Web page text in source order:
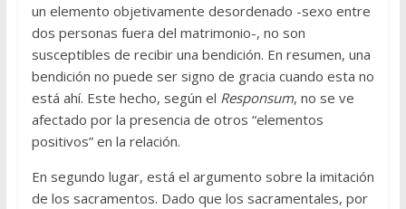
un elemento objetivamente desordenado -sexo entre
dos personas fuera del matrimonio-, no son
susceptibles de recibir una bendición. En resumen, una
bendición no puede ser signo de gracia cuando esta no
está ahí. Este hecho, según el Responsum, no se ve
afectado por la presencia de otros “elementos
positivos” en la relación.
En segundo lugar, está el argumento sobre la imitación
de los sacramentos. Dado que los sacramentales, por